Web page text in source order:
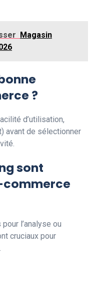
Magasin
?
d’utilisation,
avant de sélectionner
sont
commerce
l’analyse ou
cruciaux pour